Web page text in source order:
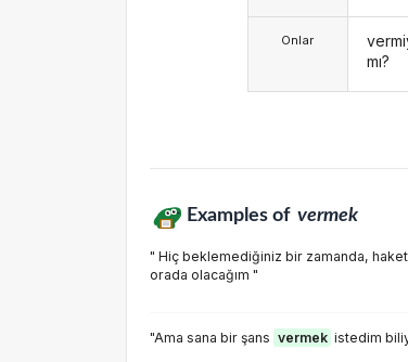
Onlar
mı?
Examples of vermek
" Hiç beklemediğiniz bir zamanda,
orada olacağım "
"Ama sana bir şans vermek istedim